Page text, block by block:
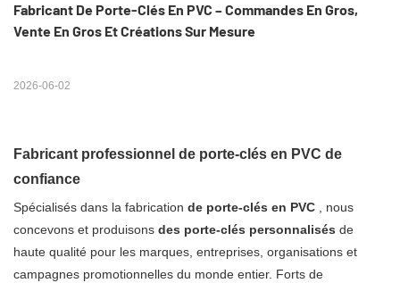
Fabricant De Porte-Clés En PVC – Commandes En Gros,
Vente En Gros Et Créations Sur Mesure
2026-06-02
Fabricant professionnel de porte-clés en PVC de
confiance
Spécialisés dans la fabrication de porte-clés en PVC , nous
concevons et produisons des porte-clés personnalisés de
haute qualité pour les marques, entreprises, organisations et
campagnes promotionnelles du monde entier. Forts de